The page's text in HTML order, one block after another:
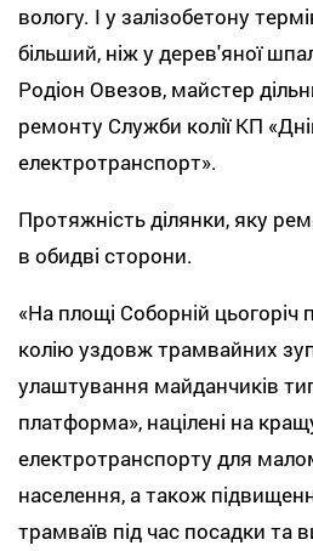
вологу. І у залізобетону
більший, ніж у дерев'яної
Родіон Овезов, майстер
ремонту Служби колії КП
електротранспорт».
Протяжність ділянки, яку
в обидві сторони.
«На площі Соборній цьогоріч
колію уздовж трамвайних
улаштування майданчиків
платформа», націлені на
електротранспорту для
населення, а також
трамваїв під час посадки та